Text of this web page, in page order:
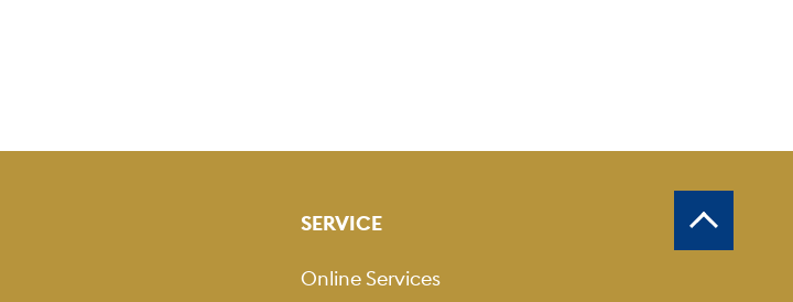
SERVICE
Online Services